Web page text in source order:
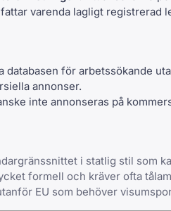
varenda lagligt registrerad
databasen för arbetssökande
annonser.
inte annonseras på
i statlig stil som
formell och kräver ofta
EU som behöver